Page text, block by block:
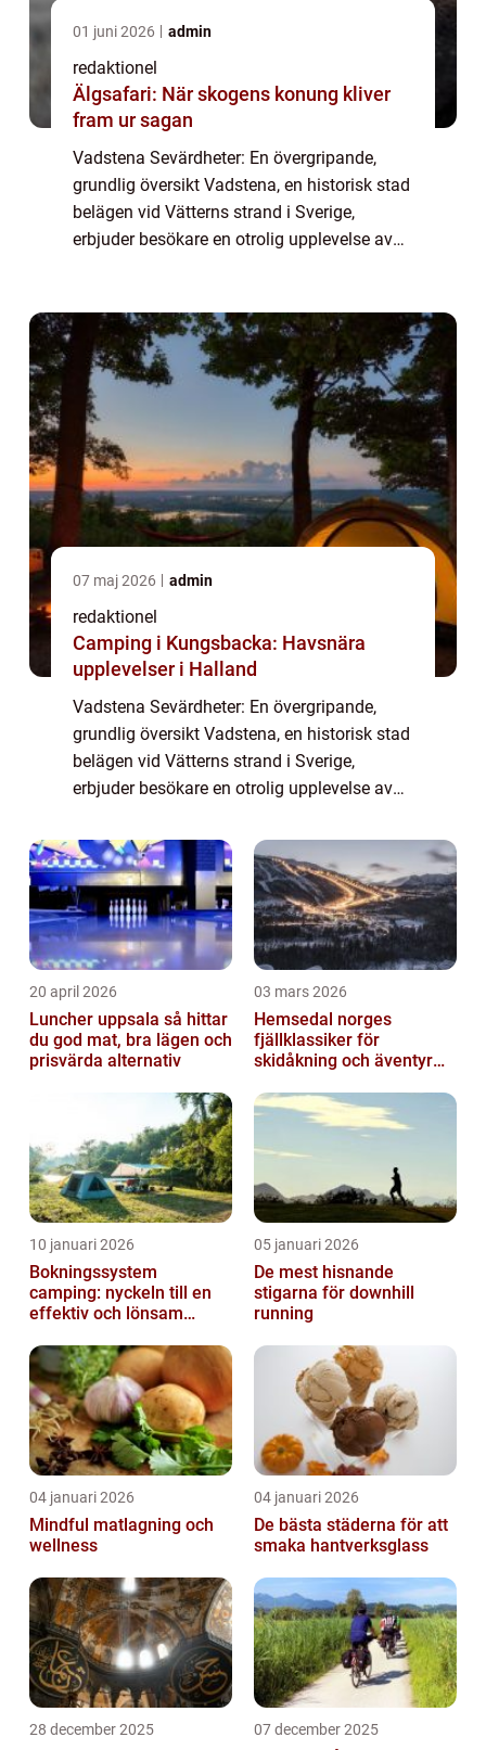
01 juni 2026 admin
redaktionel
Älgsafari: När skogens konung kliver
fram ur sagan
Vadstena Sevärdheter: En övergripande,
grundlig översikt Vadstena, en historisk stad
belägen vid Vätterns strand i Sverige,
erbjuder besökare en otrolig upplevelse av
07 maj 2026 admin
redaktionel
Camping i Kungsbacka: Havsnära
upplevelser i Halland
Vadstena Sevärdheter: En övergripande,
grundlig översikt Vadstena, en historisk stad
belägen vid Vätterns strand i Sverige,
erbjuder besökare en otrolig upplevelse av
från medeltiden är staden rik på sevärd...
20 april 2026
Luncher uppsala så hittar
du god mat, bra lägen och
prisvärda alternativ
03 mars 2026
Hemsedal norges
fjällklassiker för
skidåkning och äventyr
10 januari 2026
Bokningssystem
camping: nyckeln till en
effektiv och lönsam
05 januari 2026
De mest hisnande
stigarna för downhill
running
04 januari 2026
Mindful matlagning och
wellness
04 januari 2026
De bästa städerna för att
smaka hantverksglass
28 december 2025 07 december 2025